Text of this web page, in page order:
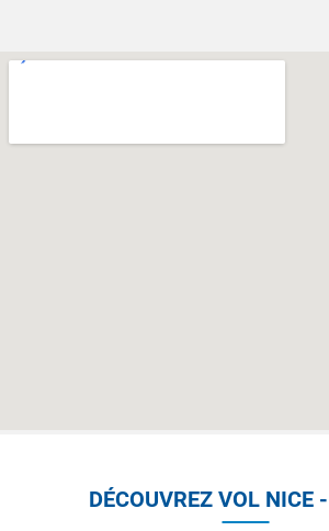
DÉCOUVREZ VOL NICE